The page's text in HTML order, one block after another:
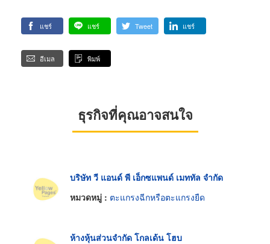
แชร์ แชร์ Tweet แชร์
อีเมล พิมพ์
ธุรกิจที่คุณอาจสนใจ
บริษัท วี แอนด์ พี เอ็กซแพนด์ เมททัล จำกัด
หมวดหมู่ : ตะแกรงฉีกหรือตะแกรงยืด
ห้างหุ้นส่วนจำกัด โกลเด้น โฮบ